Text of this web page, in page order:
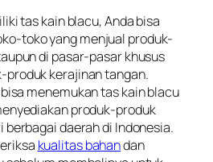
tas kain blacu, Anda bisa
toko yang menjual produk-
di pasar-pasar khusus
produk kerajinan tangan.
menemukan tas kain blacu
produk-produk
daerah di Indonesia.
kualitas bahandan